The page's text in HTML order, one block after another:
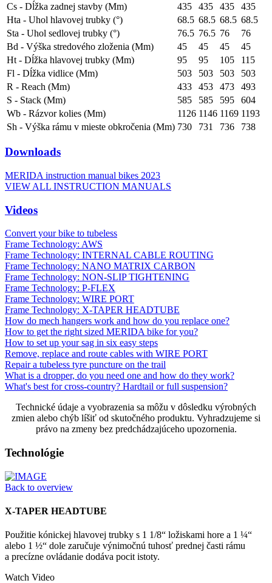
Cs - Dĺžka zadnej stavby (Mm)
435 435 435
435
Hta - Uhol hlavovej trubky (°)
68.5 68.5 68.5 68.5
Sta - Uhol sedlovej trubky (°)
76.5 76.5 76
76
Bd - Výška stredového zloženia (Mm)
45 45 45
45
Ht - Dĺžka hlavovej trubky (Mm)
95 95 105
115
Fl - Dĺžka vidlice (Mm)
503 503 503
503
R - Reach (Mm)
433 453 473
493
S - Stack (Mm)
585 585 595
604
Wb - Rázvor kolies (Mm)
1126 1146 1169 1193
Sh - Výška rámu v mieste obkročenia (Mm) 730 731 736 738
Downloads
MERIDA instruction manual bikes 2023
VIEW ALL INSTRUCTION MANUALS
Videos
Convert your bike to tubeless
Frame Technology: AWS
Frame Technology: INTERNAL CABLE ROUTING
Frame Technology: NANO MATRIX CARBON
Frame Technology: NON-SLIP TIGHTENING
Frame Technology: P-FLEX
Frame Technology: WIRE PORT
Frame Technology: X-TAPER HEADTUBE
How do mech hangers work and how do you replace one?
How to get the right sized MERIDA bike for you?
How to set up your sag in six easy steps
Remove, replace and route cables with WIRE PORT
Repair a tubeless tyre puncture on the trail
What is a dropper, do you need one and how do they work?
What's best for cross-country? Hardtail or full suspension?
Technické údaje a vyobrazenia sa môžu v dôsledku výrobných
zmien alebo chýb líšiť od skutočného produktu. Vyhradzujeme si
právo na zmeny bez predchádzajúceho upozornenia.
Technológie
Back to overview
X-TAPER HEADTUBE
Použitie kónickej hlavovej trubky s 1 1/8“ ložiskami hore a 1 ¼“
alebo 1 ½“ dole zaručuje výnimočnú tuhosť prednej časti rámu
a precízne ovládanie dodáva pocit istoty.
Watch Video